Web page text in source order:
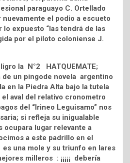
paraguayo C. Ortellado
nuevamente el podio a escueto
lo expuesto “las tendrá de las
por el piloto coloniense J.
la N°2 HATQUEMATE;
de un pingode novela argentino
en la Piedra Alta bajo la tutela
aval del relativo cronometro
del “Irineo Leguisamo” nos
si refleja su inigualable
ocupara lugar relevante a
a este padrillo en el
una mole y su triunfo en lares
milleros : ¡¡¡¡¡ debería